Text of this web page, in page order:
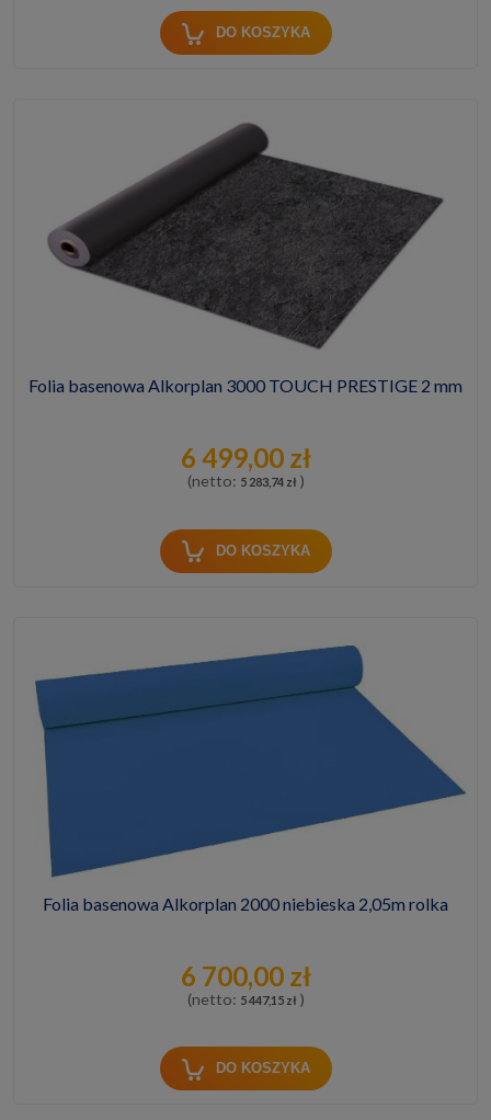
DO KOSZYKA
Folia basenowa Alkorplan 3000 TOUCH PRESTIGE 2 mm
6 499,00 zł
(netto: 5 283,74 zł )
DO KOSZYKA
Folia basenowa Alkorplan 2000 niebieska 2,05m rolka
6 700,00 zł
(netto: 5 447,15 zł )
DO KOSZYKA